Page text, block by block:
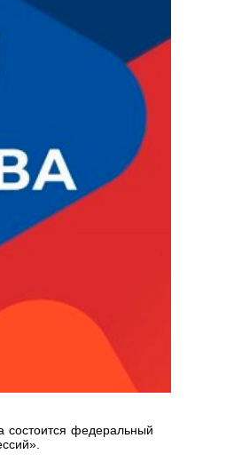
состоится федеральный